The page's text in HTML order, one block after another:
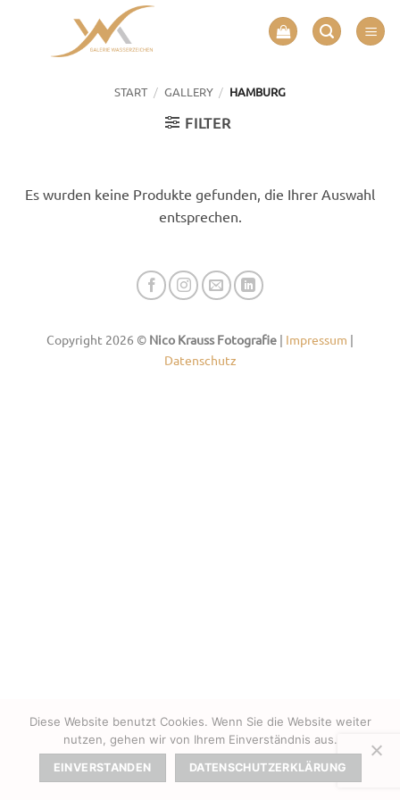
springen
START / GALLERY / HAMBURG
FILTER
Es wurden keine Produkte gefunden, die Ihrer Auswahl
entsprechen.
Copyright 2026 © Nico Krauss Fotografie | Impressum |
Datenschutz
Diese Website benutzt Cookies. Wenn Sie die Website weiter
nutzen, gehen wir von Ihrem Einverständnis aus.
EINVERSTANDEN DATENSCHUTZERKLÄRUNG